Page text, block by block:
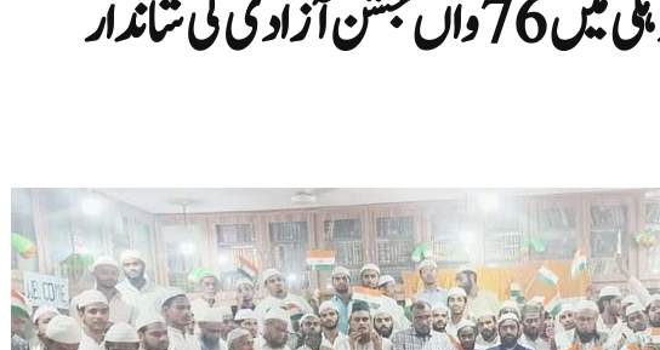
جامعہ ریاض العلوم دہلی میں 76واں جشن آزادی کی شاندار